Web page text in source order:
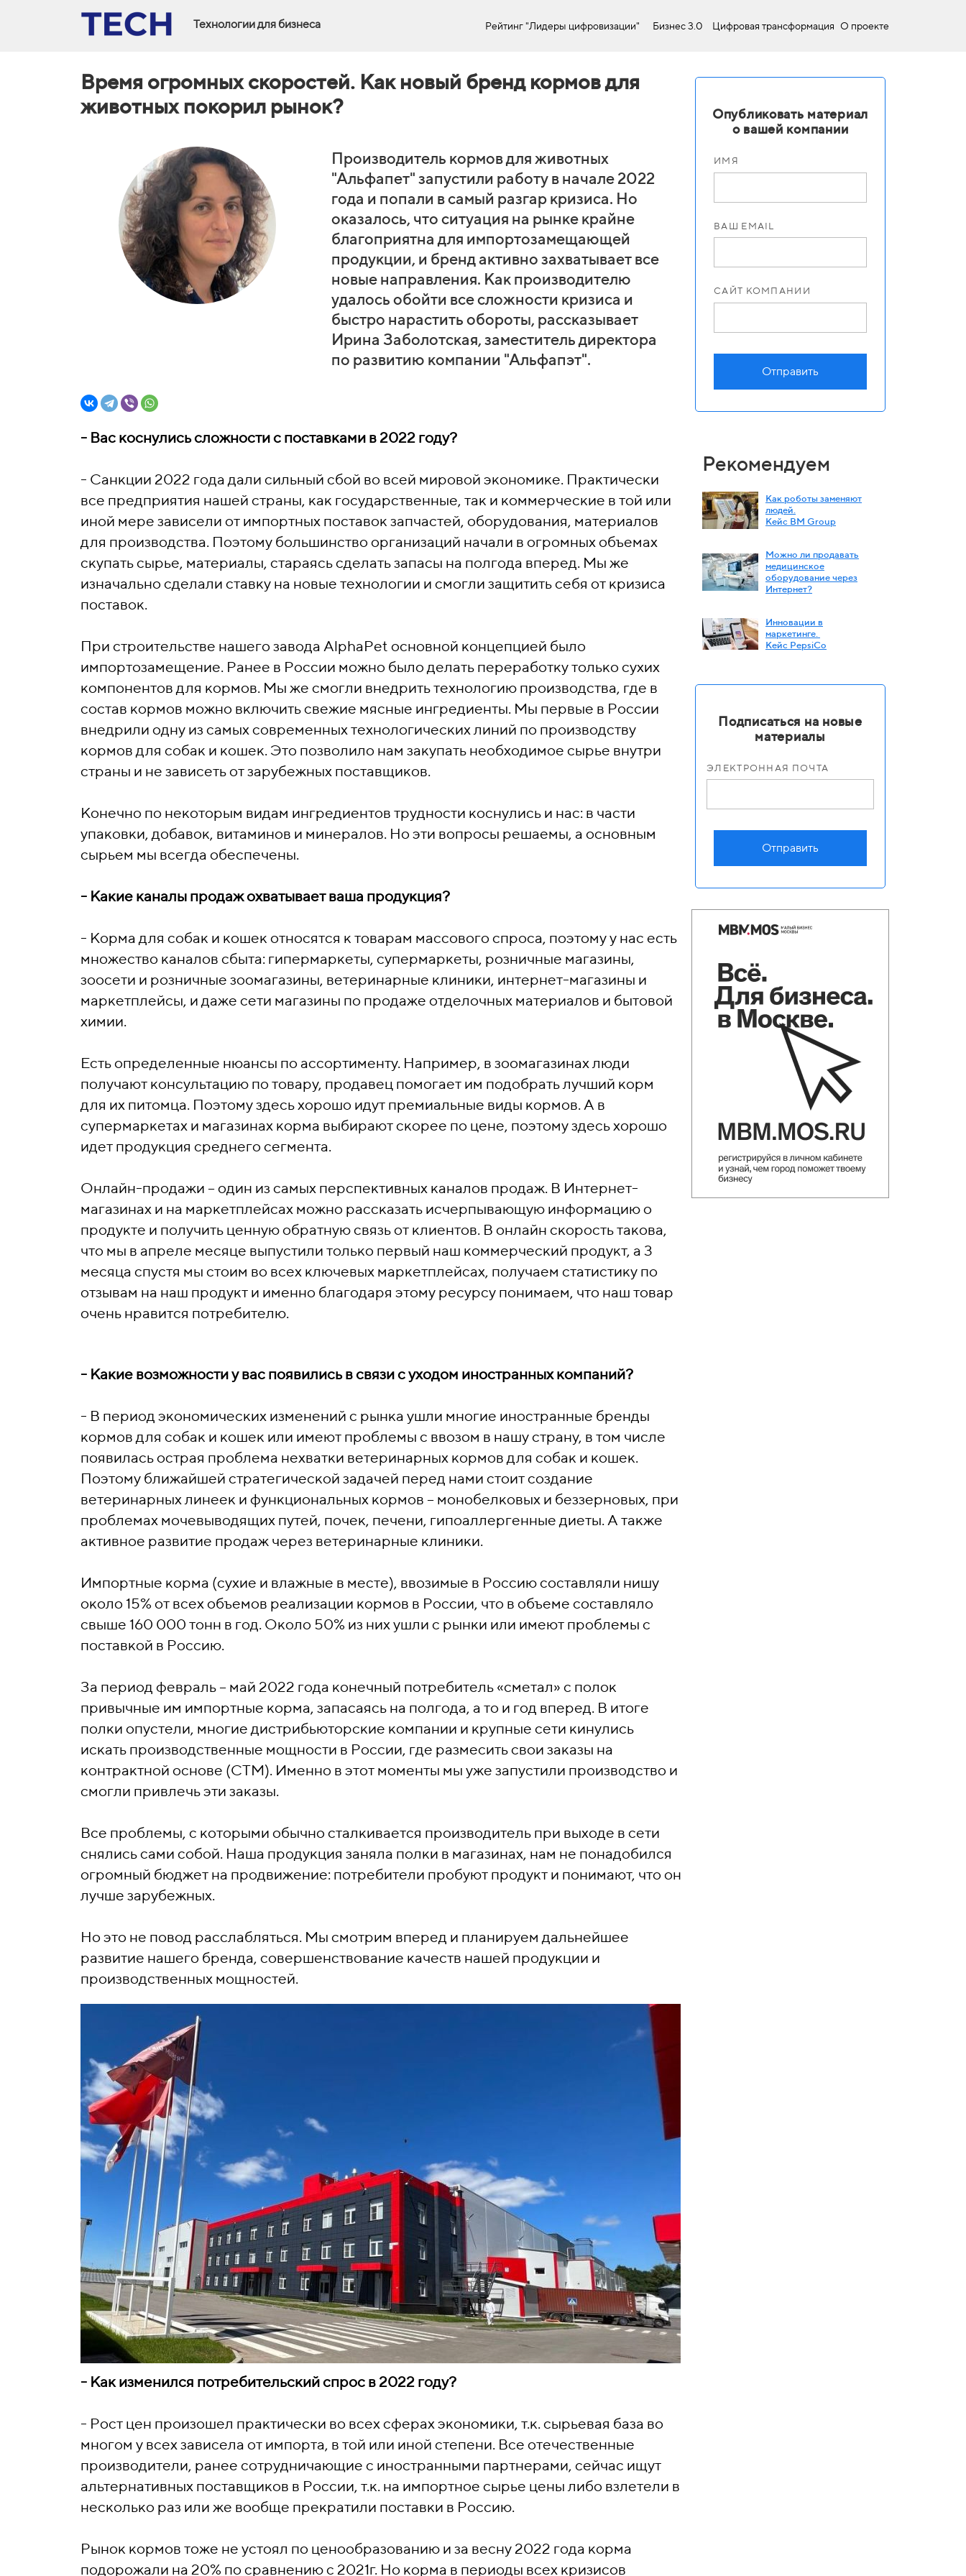
Технологии для бизнеса Рейтинг "Лидеры цифровизации" Бизнес 3.0 Цифровая трансформация О проекте
Время огромных скоростей. Как новый бренд кормов для
животных покорил рынок?
Производитель кормов для животных
"Альфапет" запустили работу в начале 2022
года и попали в самый разгар кризиса. Но
оказалось, что ситуация на рынке крайне
благоприятна для импортозамещающей
продукции, и бренд активно захватывает все
новые направления. Как производителю
удалось обойти все сложности кризиса и
быстро нарастить обороты, рассказывает
Ирина Заболотская, заместитель директора
по развитию компании "Альфапэт".
- Вас коснулись сложности с поставками в 2022 году?
- Санкции 2022 года дали сильный сбой во всей мировой экономике. Практически
все предприятия нашей страны, как государственные, так и коммерческие в той или
иной мере зависели от импортных поставок запчастей, оборудования, материалов
для производства. Поэтому большинство организаций начали в огромных объемах
скупать сырье, материалы, стараясь сделать запасы на полгода вперед. Мы же
изначально сделали ставку на новые технологии и смогли защитить себя от кризиса
поставок.
При строительстве нашего завода AlphaPet основной концепцией было
импортозамещение. Ранее в России можно было делать переработку только сухих
компонентов для кормов. Мы же смогли внедрить технологию производства, где в
состав кормов можно включить свежие мясные ингредиенты. Мы первые в России
внедрили одну из самых современных технологических линий по производству
кормов для собак и кошек. Это позволило нам закупать необходимое сырье внутри
страны и не зависеть от зарубежных поставщиков.
Конечно по некоторым видам ингредиентов трудности коснулись и нас: в части
упаковки, добавок, витаминов и минералов. Но эти вопросы решаемы, а основным
сырьем мы всегда обеспечены.
- Какие каналы продаж охватывает ваша продукция?
- Корма для собак и кошек относятся к товарам массового спроса, поэтому у нас есть
множество каналов сбыта: гипермаркеты, супермаркеты, розничные магазины,
зоосети и розничные зоомагазины, ветеринарные клиники, интернет-магазины и
маркетплейсы, и даже сети магазины по продаже отделочных материалов и бытовой
химии.
Есть определенные нюансы по ассортименту. Например, в зоомагазинах люди
получают консультацию по товару, продавец помогает им подобрать лучший корм
для их питомца. Поэтому здесь хорошо идут премиальные виды кормов. А в
супермаркетах и магазинах корма выбирают скорее по цене, поэтому здесь хорошо
идет продукция среднего сегмента.
Онлайн-продажи – один из самых перспективных каналов продаж. В Интернет-
магазинах и на маркетплейсах можно рассказать исчерпывающую информацию о
продукте и получить ценную обратную связь от клиентов. В онлайн скорость такова,
что мы в апреле месяце выпустили только первый наш коммерческий продукт, а 3
месяца спустя мы стоим во всех ключевых маркетплейсах, получаем статистику по
отзывам на наш продукт и именно благодаря этому ресурсу понимаем, что наш товар
очень нравится потребителю.
- Какие возможности у вас появились в связи с уходом иностранных компаний?
- В период экономических изменений с рынка ушли многие иностранные бренды
кормов для собак и кошек или имеют проблемы с ввозом в нашу страну, в том числе
появилась острая проблема нехватки ветеринарных кормов для собак и кошек.
Поэтому ближайшей стратегической задачей перед нами стоит создание
ветеринарных линеек и функциональных кормов – монобелковых и беззерновых, при
проблемах мочевыводящих путей, почек, печени, гипоаллергенные диеты. А также
активное развитие продаж через ветеринарные клиники.
Импортные корма (сухие и влажные в месте), ввозимые в Россию составляли нишу
около 15% от всех объемов реализации кормов в России, что в объеме составляло
свыше 160 000 тонн в год. Около 50% из них ушли с рынки или имеют проблемы с
поставкой в Россию.
За период февраль – май 2022 года конечный потребитель «сметал» с полок
привычные им импортные корма, запасаясь на полгода, а то и год вперед. В итоге
полки опустели, многие дистрибьюторские компании и крупные сети кинулись
искать производственные мощности в России, где размесить свои заказы на
контрактной основе (СТМ). Именно в этот моменты мы уже запустили производство и
смогли привлечь эти заказы.
Все проблемы, с которыми обычно сталкивается производитель при выходе в сети
снялись сами собой. Наша продукция заняла полки в магазинах, нам не понадобился
огромный бюджет на продвижение: потребители пробуют продукт и понимают, что он
лучше зарубежных.
Но это не повод расслабляться. Мы смотрим вперед и планируем дальнейшее
развитие нашего бренда, совершенствование качеств нашей продукции и
производственных мощностей.
- Как изменился потребительский спрос в 2022 году?
- Рост цен произошел практически во всех сферах экономики, т.к. сырьевая база во
многом у всех зависела от импорта, в той или иной степени. Все отечественные
производители, ранее сотрудничающие с иностранными партнерами, сейчас ищут
альтернативных поставщиков в России, т.к. на импортное сырье цены либо взлетели в
несколько раз или же вообще прекратили поставки в Россию.
Рынок кормов тоже не устоял по ценообразованию и за весну 2022 года корма
подорожали на 20% по сравнению с 2021г. Но корма в периоды всех кризисов
Опубликовать материал
о вашей компании
ИМЯ
ВАШ EMAIL
САЙТ КОМПАНИИ
Отправить
Рекомендуем
Как роботы заменяют
людей.
Кейс BM Group
Можно ли продавать
медицинское
оборудование через
Интернет?
Инновации в
маркетинге.
Кейс PepsiСo
Подписаться на новые
материалы
ЭЛЕКТРОННАЯ ПОЧТА
Отправить